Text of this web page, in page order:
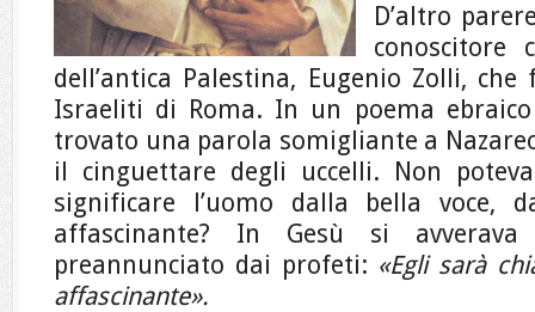
D’altro
conoscitore
dell’antica Palestina, Eugenio Zolli,
Israeliti di Roma. In un poema
trovato una parola somigliante a
il cinguettare degli uccelli. Non
significare l’uomo dalla bella voce,
affascinante? In Gesù si
preannunciato dai profeti: «Egli sarà
affascinante».